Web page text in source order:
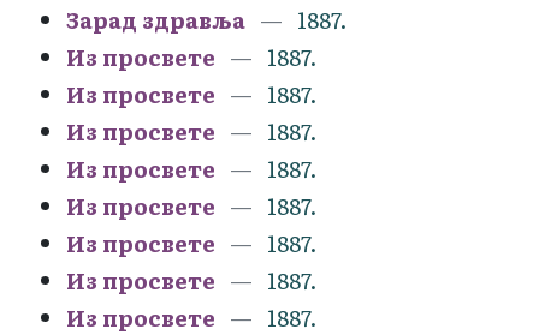
Зарад здравља
1887.
Из просвете
1887.
Из просвете
1887.
Из просвете
1887.
Из просвете
1887.
Из просвете
1887.
Из просвете
1887.
Из просвете
1887.
Из просвете
1887.